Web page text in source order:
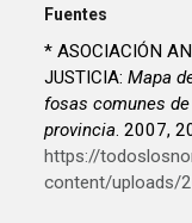
Fuentes
* ASOCIACIÓN
JUSTICIA:Mapa
fosas comunes
provincia. 2007,
https://
content/uploads/